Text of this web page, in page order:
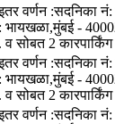
वर्णन :सदनिका
-
व सोबत 2
वर्णन :सदनिका
-
व सोबत 2
वर्णन :सदनिका